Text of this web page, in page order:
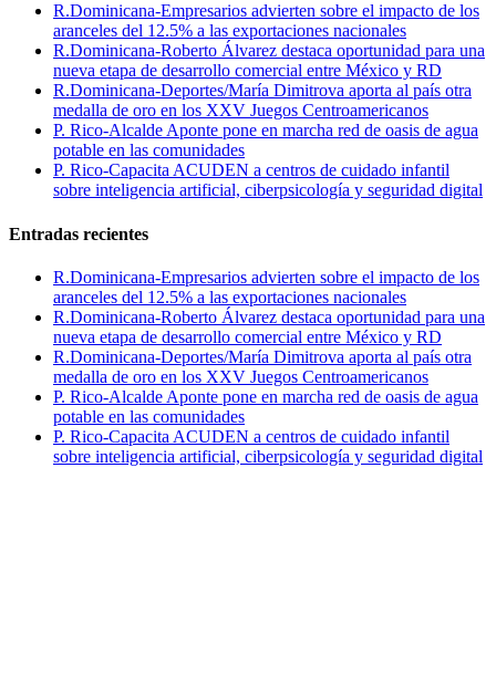
R.Dominicana-Empresarios advierten sobre el impacto de los
aranceles del 12.5% a las exportaciones nacionales
R.Dominicana-Roberto Álvarez destaca oportunidad para una
nueva etapa de desarrollo comercial entre México y RD
R.Dominicana-Deportes/María Dimitrova aporta al país otra
medalla de oro en los XXV Juegos Centroamericanos
P. Rico-Alcalde Aponte pone en marcha red de oasis de agua
potable en las comunidades
P. Rico-Capacita ACUDEN a centros de cuidado infantil
sobre inteligencia artificial, ciberpsicología y seguridad digital
Entradas recientes
R.Dominicana-Empresarios advierten sobre el impacto de los
aranceles del 12.5% a las exportaciones nacionales
R.Dominicana-Roberto Álvarez destaca oportunidad para una
nueva etapa de desarrollo comercial entre México y RD
R.Dominicana-Deportes/María Dimitrova aporta al país otra
medalla de oro en los XXV Juegos Centroamericanos
P. Rico-Alcalde Aponte pone en marcha red de oasis de agua
potable en las comunidades
P. Rico-Capacita ACUDEN a centros de cuidado infantil
sobre inteligencia artificial, ciberpsicología y seguridad digital